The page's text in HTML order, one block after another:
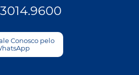
3014.9600
Conosco pelo